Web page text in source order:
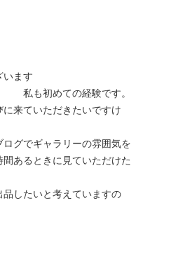
います
私も初めての経験です。
来ていただきたいですけ
グでギャラリーの雰囲気を
あるときに見ていただけた
したいと考えていますの